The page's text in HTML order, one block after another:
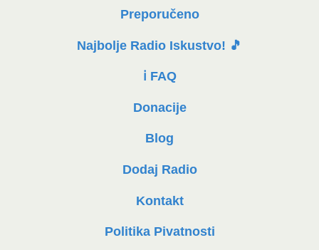
Preporučeno
Najbolje Radio Iskustvo! 🎵
ℹ️ FAQ
Donacije
Blog
Dodaj Radio
Kontakt
Politika Pivatnosti